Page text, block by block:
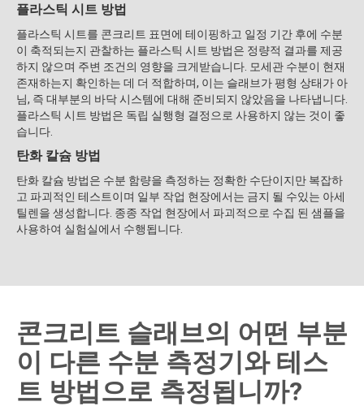
플라스틱 시트 방법
플라스틱 시트를 콘크리트 표면에 테이핑하고 일정 기간 후에 수분
이 축적되는지 관찰하는 플라스틱 시트 방법은 정량적 결과를 제공
하지 않으며 주변 조건의 영향을 크게받습니다. 모세관 수분이 현재
존재하는지 확인하는 데 더 적합하며, 이는 슬래브가 평형 상태가 아
님, 즉 대부분의 바닥 시스템에 대해 준비되지 않았음을 나타냅니다.
플라스틱 시트 방법은 독립 실행형 결정으로 사용하지 않는 것이 좋
습니다.
탄화 칼슘 방법
탄화 칼슘 방법은 수분 함량을 측정하는 정확한 수단이지만 복잡하
고 파괴적인 테스트이며 일부 작업 현장에서는 금지 될 수있는 아세
틸렌을 생성합니다. 종종 작업 현장에서 파괴적으로 수집 된 샘플을
사용하여 실험실에서 수행됩니다.
콘크리트 슬래브의 어떤 부분
이 다른 수분 측정기와 테스
트 방법으로 측정됩니까?